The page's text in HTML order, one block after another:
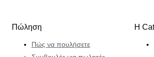
Πώληση
Πώς να πουλήσετε
Η